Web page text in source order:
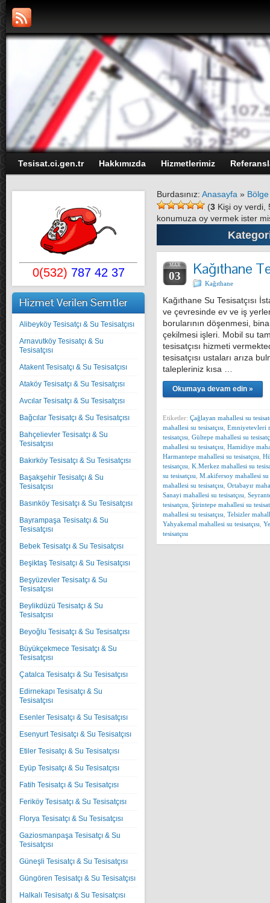
Tesisat.ci.gen.tr Hakkımızda Hizmetlerimiz
0(532) 787 42 37
Hizmet Verilen Semtler
Alibeyköy Tesisatçı & Su Tesisatçısı
Arnavutköy Tesisatçı & Su
Tesisatçısı
Atakent Tesisatçı & Su Tesisatçısı
Ataköy Tesisatçı & Su Tesisatçısı
Avcılar Tesisatçı & Su Tesisatçısı
Bağcılar Tesisatçı & Su Tesisatçısı
Bahçelievler Tesisatçı & Su
Tesisatçısı
Bakırköy Tesisatçı & Su Tesisatçısı
Başakşehir Tesisatçı & Su
Tesisatçısı
Basınköy Tesisatçı & Su Tesisatçısı
Bayrampaşa Tesisatçı & Su
Tesisatçısı
Bebek Tesisatçı & Su Tesisatçısı
Beşiktaş Tesisatçı & Su Tesisatçısı
Beşyüzevler Tesisatçı & Su
Tesisatçısı
Beylikdüzü Tesisatçı & Su
Tesisatçısı
Beyoğlu Tesisatçı & Su Tesisatçısı
Büyükçekmece Tesisatçı & Su
Tesisatçısı
Çatalca Tesisatçı & Su Tesisatçısı
Edirnekapı Tesisatçı & Su
Tesisatçısı
Esenler Tesisatçı & Su Tesisatçısı
Esenyurt Tesisatçı & Su Tesisatçısı
Etiler Tesisatçı & Su Tesisatçısı
Eyüp Tesisatçı & Su Tesisatçısı
Fatih Tesisatçı & Su Tesisatçısı
Feriköy Tesisatçı & Su Tesisatçısı
Florya Tesisatçı & Su Tesisatçısı
Gaziosmanpaşa Tesisatçı & Su
Tesisatçısı
Güneşli Tesisatçı & Su Tesisatçısı
Güngören Tesisatçı & Su Tesisatçısı
Halkalı Tesisatçı & Su Tesisatçısı
Burdasınız: Anasayfa » Bölge
(3 Kişi oy
konumuza oy vermek ister
MAR
03 Kağıthane
Kağıthane
Kağıthane Su Tesisatçısı
ve çevresinde ev ve iş
borularının döşenmesi,
çekilmesi işleri. Mobil su
tesisatçısı hizmeti
tesisatçısı ustaları arıza
talepleriniz kısa …
Okumaya devam edin »
Etiketler: Çağlayan mahallesi su
mahallesi su tesisatçısı Emniyetevleri
tesisatçısı Gültepe mahallesi su
mahallesi su tesisatçısı Hamidiye
Harmantepe mahallesi su tesisatçısı
tesisatçısı K.Merkez mahallesi su
su tesisatçısı M.akifersoy mahallesi su
mahallesi su tesisatçısı Ortabayır
Sanayi mahallesi su tesisatçısı
tesisatçısı Şirintepe mahallesi su
mahallesi su tesisatçısı Telsizler
Yahyakemal mahallesi su tesisatçısı
tesisatçısı